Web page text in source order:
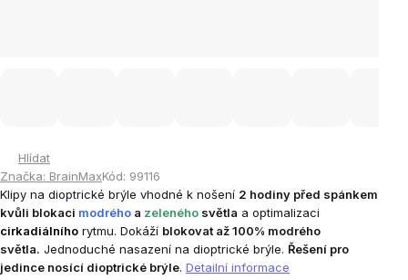
Hlídat
Značka: BrainMaxKód: 99116
Klipy na dioptrické brýle vhodné k nošení 2 hodiny před spánkem
kvůli blokaci modrého a zeleného světla a optimalizaci
cirkadiálního rytmu. Dokáží blokovat až 100% modrého
světla. Jednoduché nasazení na dioptrické brýle. Řešení pro
jedince nosící dioptrické brýle. Detailní informace